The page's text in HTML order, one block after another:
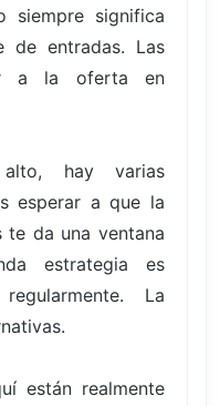
siempre significa
de entradas. Las
a la oferta en
hay varias
esperar a que la
te da una ventana
estrategia es
La
están realmente